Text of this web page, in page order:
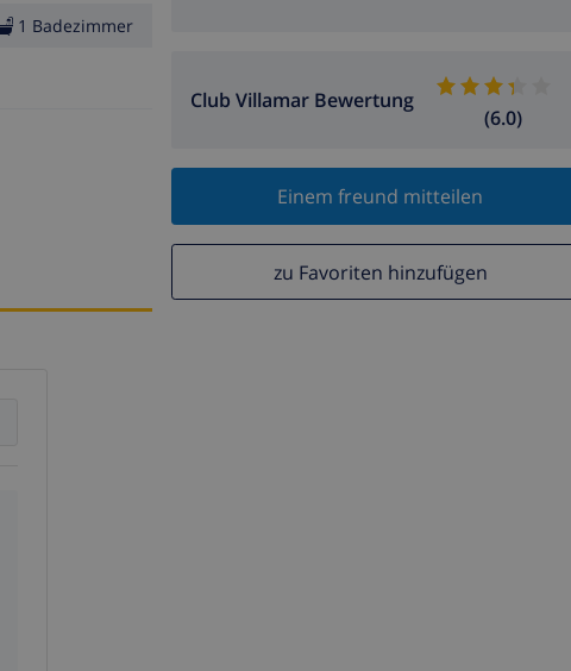
Club Villamar Bewertung
(6.0)
Einem freund mitteilen
zu Favoriten hinzufügen
1 Badezimmer